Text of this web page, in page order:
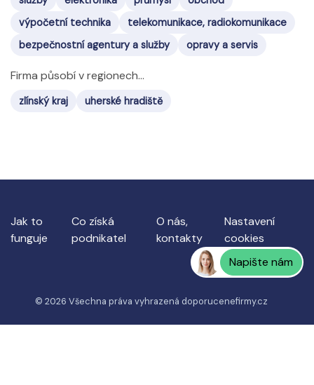
výpočetní technika
telekomunikace, radiokomunikace
bezpečnostní agentury a služby
opravy a servis
Firma působí v regionech...
zlínský kraj uherské hradiště
Jak to
funguje
Co získá
podnikatel
O nás,
kontakty
Nastavení
cookies
Napište nám
© 2026 Všechna práva vyhrazená doporucenefirmy.cz